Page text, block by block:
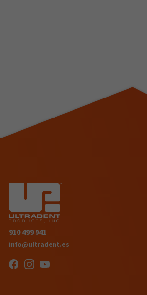
910 499 941
info@ultradent.es